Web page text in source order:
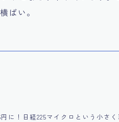
ばい。
に！日経225マイクロという小さ